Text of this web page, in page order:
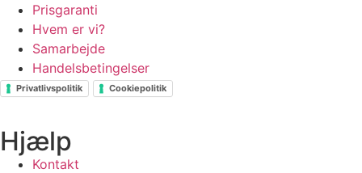
Prisgaranti
Hvem er vi?
Samarbejde
Handelsbetingelser
Privatlivspolitik Cookiepolitik
Hjælp
Kontakt